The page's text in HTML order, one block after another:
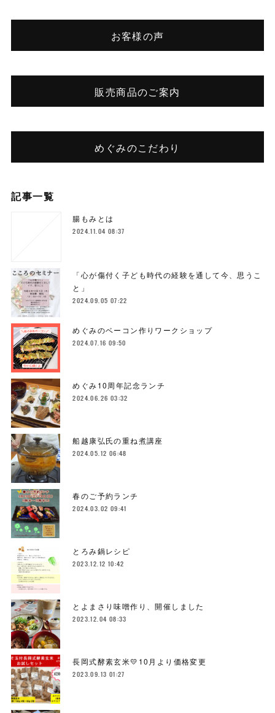
お客様の声
販売商品のご案内
めぐみのこだわり
記事一覧
腸もみとは
2024.11.04 08:37
「心が傷付く子ども時代の経験を通して今、思うこ
と」
2024.09.05 07:22
めぐみのベーコン作りワークショップ
2024.07.16 09:50
めぐみ10周年記念ランチ
2024.06.26 03:32
船越康弘氏の重ね煮講座
2024.05.12 06:48
春のご予約ランチ
2024.03.02 09:41
とろみ鍋レシピ
2023.12.12 10:42
とよまさり味噌作り、開催しました
2023.12.04 08:33
長岡式酵素玄米💛10月より価格変更
2023.09.13 01:27